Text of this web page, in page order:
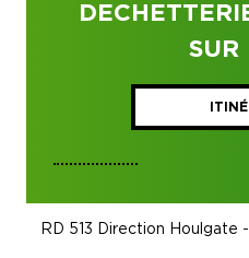
SUR
RD 513 Direction Houlgate